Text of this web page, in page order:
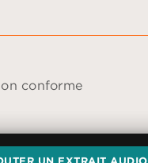
conforme